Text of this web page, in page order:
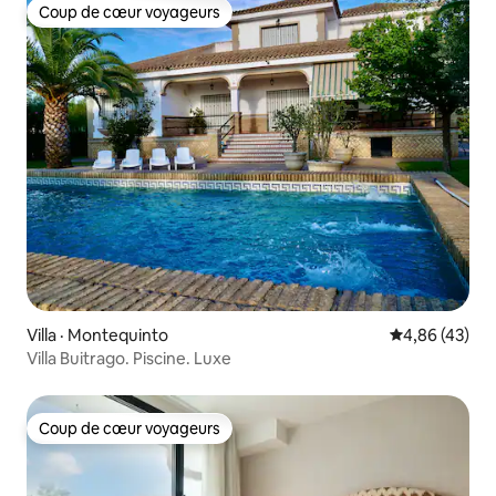
poder reclamar nada a cambio).
Coup de cœur voyageurs
Coup de cœur voyageurs
Villa · Montequinto Note
4,86 (43)
Villa Buitrago. Piscine. Luxe
Coup de cœur voyageurs
Coup de cœur voyageurs